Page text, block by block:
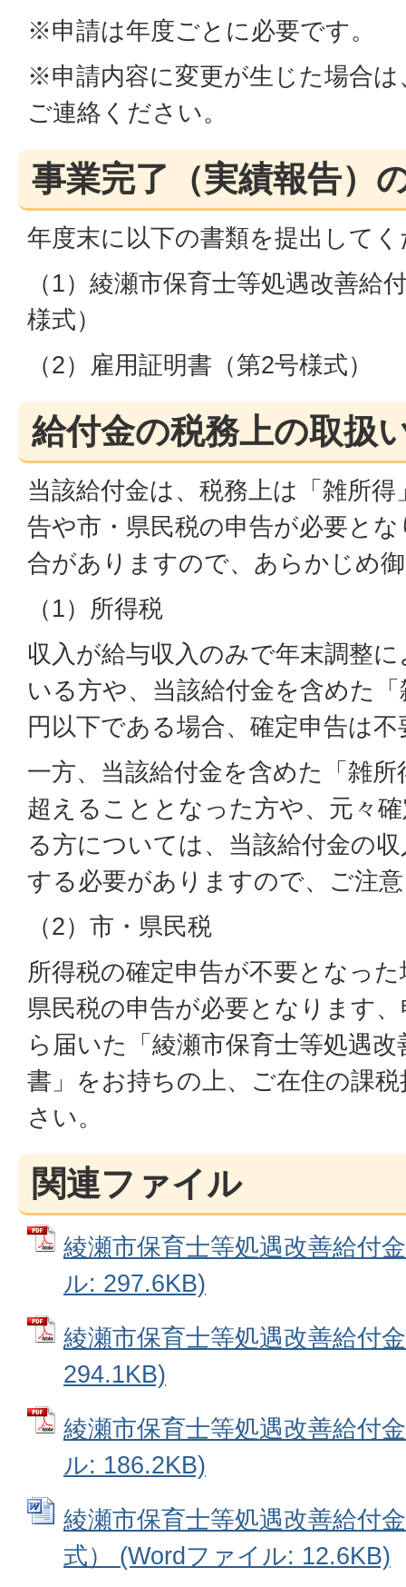
※申請は年度ごとに必要です。
※申請内容に変更が生じた場合
ご連絡ください。
事業完了（実績報告）
年度末に以下の書類を提出して
（1）綾瀬市保育士等処遇改善給
様式）
（2）雇用証明書（第2号様式）
給付金の税務上の取扱
当該給付金は、税務上は「雑所
告や市・県民税の申告が必要と
合がありますので、あらかじめ
（1）所得税
収入が給与収入のみで年末調整
いる方や、当該給付金を含めた
円以下である場合、確定申告は
一方、当該給付金を含めた「雑
超えることとなった方や、元々
る方については、当該給付金の
する必要がありますので、ご注
（2）市・県民税
所得税の確定申告が不要となっ
県民税の申告が必要となります
ら届いた「綾瀬市保育士等処遇
書」をお持ちの上、ご在住の課
さい。
関連ファイル
綾瀬市保育士等処遇改善給付
ル: 297.6KB)
綾瀬市保育士等処遇改善給付
294.1KB)
綾瀬市保育士等処遇改善給付
ル: 186.2KB)
綾瀬市保育士等処遇改善給付
式） (Wordファイル: 12.6KB)